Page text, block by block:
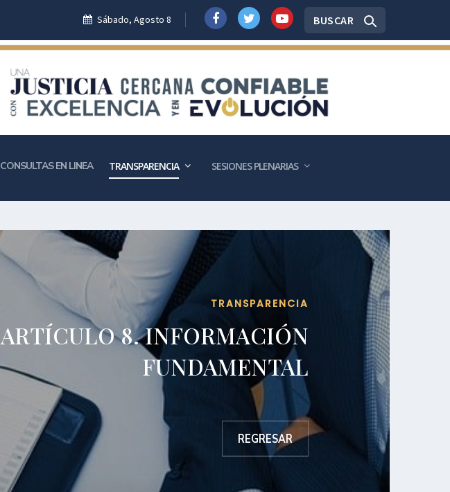
Sábado, Agosto 8 BUSCAR
CONSULTAS EN LINEA TRANSPARENCIA SESIONES PLENARIAS
TRANSPARENCIA
ARTÍCULO 8. INFORMACIÓN
FUNDAMENTAL
Fracción I-N,
REGRESAR